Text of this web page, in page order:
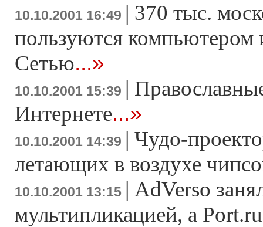
10.10.2001 16:49 | 370 тыс.
пользуются компьютером
Сетью...»
10.10.2001 15:39 |
Интернете...»
10.10.2001 14:39 | Чудо-
летающих в воздухе
10.10.2001 13:15 | AdVerso
мультипликацией, а